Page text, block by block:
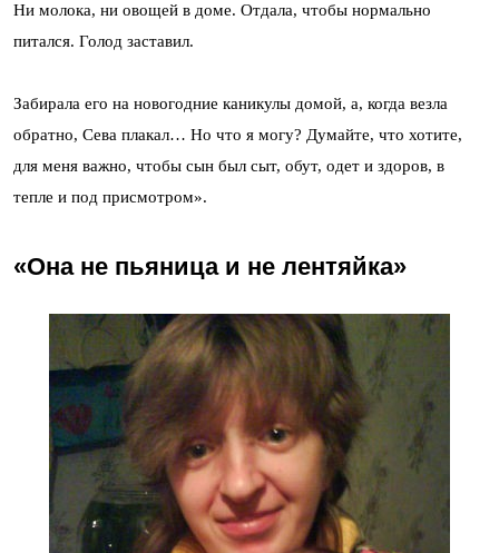
Ни молока, ни овощей в доме. Отдала, чтобы нормально
питался. Голод заставил.
Забирала его на новогодние каникулы домой, а, когда везла
обратно, Сева плакал… Но что я могу? Думайте, что хотите,
для меня важно, чтобы сын был сыт, обут, одет и здоров, в
тепле и под присмотром».
«Она не пьяница и не лентяйка»